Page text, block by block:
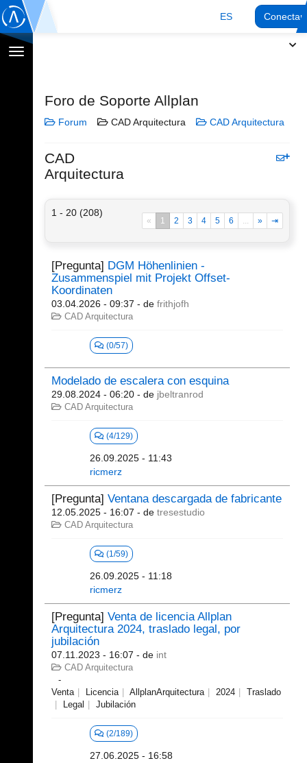
ES
Cambiar
Foro de Soporte Allplan
Forum CAD Arquitectura CAD Arquitectura
CAD
Arquitectura
1 - 20 (208)
« 1 2 3 4 5 6 ... » ⇥
[Pregunta] DGM Höhenlinien -
Zusammenspiel mit Projekt Offset-
Koordinaten
03.04.2026 - 09:37 - de frithjofh
CAD Arquitectura
(0/57)
Modelado de escalera con esquina
29.08.2024 - 06:20 - de jbeltranrod
CAD Arquitectura
(4/129)
26.09.2025 - 11:43
ricmerz
[Pregunta] Ventana descargada de fabricante
12.05.2025 - 16:07 - de tresestudio
CAD Arquitectura
(1/59)
26.09.2025 - 11:18
ricmerz
[Pregunta] Venta de licencia Allplan
Arquitectura 2024, traslado legal, por
jubilación
07.11.2023 - 16:07 - de int
CAD Arquitectura
Venta Licencia AllplanArquitectura 2024
Traslado
Legal
Jubilación
(2/189)
27.06.2025 - 16:58